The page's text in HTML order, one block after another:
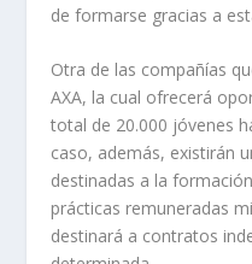
de formarse gracias a
Otra de las compañías
AXA, la cual ofrecerá
total de 20.000 jóvenes
caso, además, existirán
destinadas a la
prácticas remuneradas
destinará a contratos